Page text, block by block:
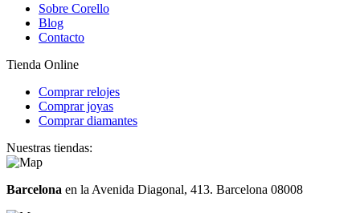
Sobre Corello
Blog
Contacto
Tienda Online
Comprar relojes
Comprar joyas
Comprar diamantes
Nuestras tiendas:
Barcelona en la Avenida Diagonal, 413. Barcelona 08008